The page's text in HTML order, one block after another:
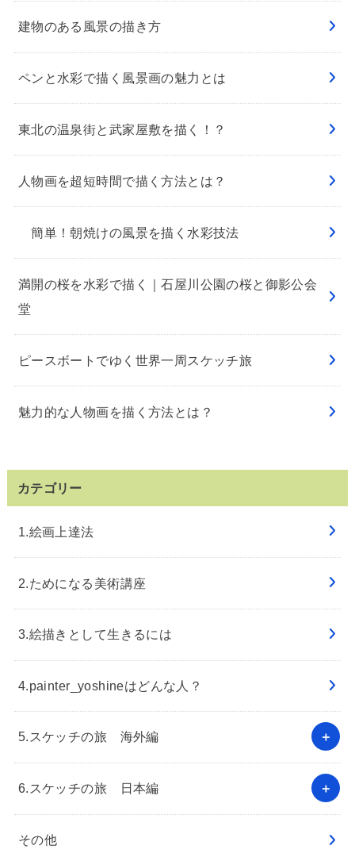
建物のある風景の描き方
ペンと水彩で描く風景画の魅力とは
東北の温泉街と武家屋敷を描く！？
人物画を超短時間で描く方法とは？
簡単！朝焼けの風景を描く水彩技法
満開の桜を水彩で描く｜石屋川公園の桜と御影公会
堂
ピースボートでゆく世界一周スケッチ旅
魅力的な人物画を描く方法とは？
カテゴリー
1.絵画上達法
2.ためになる美術講座
3.絵描きとして生きるには
4.painter_yoshineはどんな人？
5.スケッチの旅 海外編
6.スケッチの旅 日本編
その他